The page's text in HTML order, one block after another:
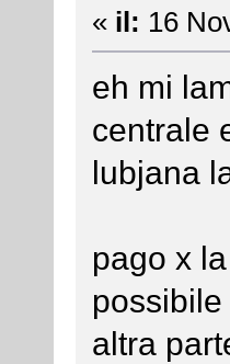
« il: 16
eh mi
centrale
lubjana
pago x
altra